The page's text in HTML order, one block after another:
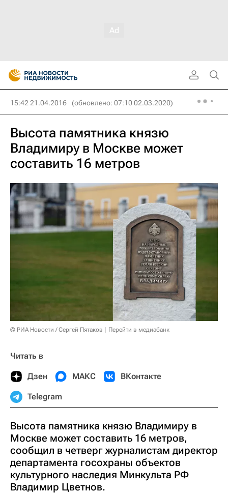
15:42 21.04.2016 (обновлено: 07:10 02.03.2020)
Высота памятника князю
Владимиру в Москве может
составить 16 метров
© РИА Новости / Сергей Пятаков Перейти в медиабанк
Читать в
Дзен МАКС ВКонтакте
Telegram
Высота памятника князю Владимиру в
Москве может составить 16 метров,
сообщил в четверг журналистам директор
департамента госохраны объектов
культурного наследия Минкульта РФ
Владимир Цветнов.